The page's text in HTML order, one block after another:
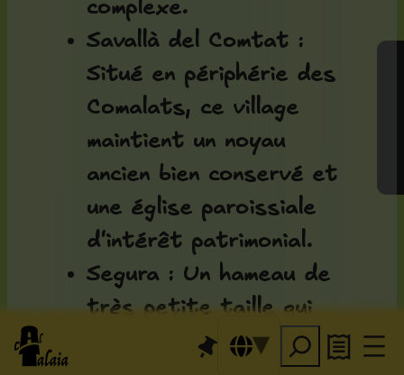
complexe.
Savallà del Comtat :
Situé en périphérie des
Comalats, ce village
maintient un noyau
ancien bien conservé et
une église paroissiale
d'intérêt patrimonial.
Segura: Un hameau de
très petite taille qui
illustre la réalité